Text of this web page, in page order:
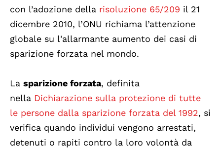
con l’adozione della risoluzione 65/209 il 21
dicembre 2010, l’ONU richiama l’attenzione
globale su l'allarmante aumento dei casi di
sparizione forzata nel mondo.
La sparizione forzata, definita
nella Dichiarazione sulla protezione di tutte
le persone dalla sparizione forzata del 1992, si
verifica quando individui vengono arrestati,
detenuti o rapiti contro la loro volontà da